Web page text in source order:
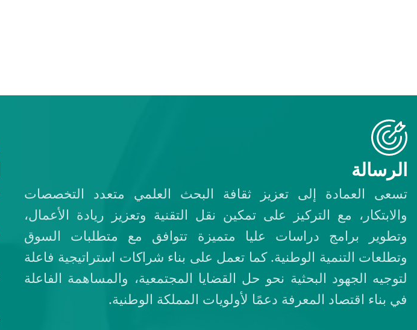
الرسالة
تسعى العمادة إلى تعزيز ثقافة البحث العلمي متعدد التخصصات
والابتكار، مع التركيز على تمكين نقل التقنية وتعزيز ريادة الأعمال،
وتطوير برامج دراسات عليا متميزة تتوافق مع متطلبات السوق
وتطلعات التنمية الوطنية. كما تعمل على بناء شراكات استراتيجية فاعلة
لتوجيه الجهود البحثية نحو حل القضايا المجتمعية، والمساهمة الفاعلة
في بناء اقتصاد المعرفة دعمًا لأولويات المملكة الوطنية.